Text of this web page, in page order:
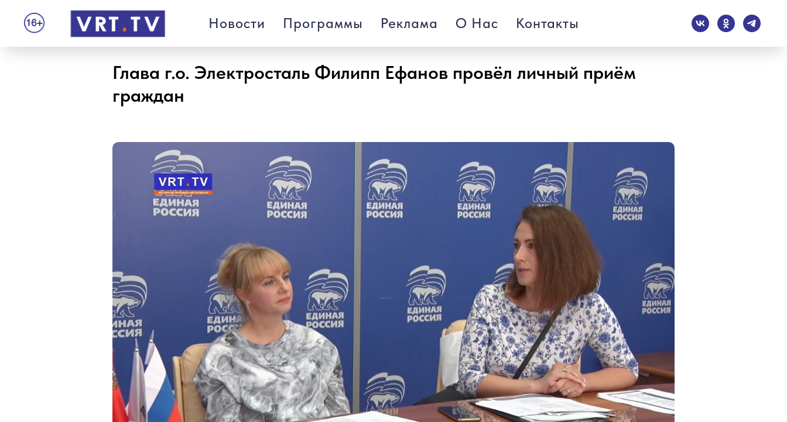
Новости Программы Реклама О Нас Контакты
Глава г.о. Электросталь Филипп Ефанов провёл личный приём
граждан